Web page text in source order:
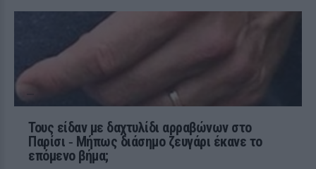
Τους είδαν με δαχτυλίδι αρραβώνων στο
Παρίσι ‑ Μήπως διάσημο ζευγάρι έκανε το
επόμενο βήμα;